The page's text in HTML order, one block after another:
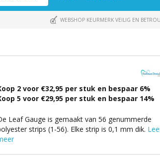
WEBSHOP KEURMERK VEILIG EN
2 voor €32,95 per stuk en bespaar 6%
5 voor €29,95 per stuk en bespaar 14%
Leaf Gauge is gemaakt van 56 genummerde
strips (1-56). Elke strip is 0,1 mm dik.